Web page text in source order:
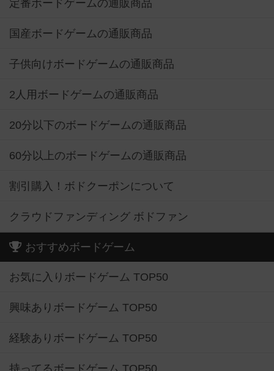
定番ボードゲームの通販商品
国産ボードゲームの通販商品
子供向けボードゲームの通販商品
2人用ボードゲームの通販商品
20分以下のボードゲームの通販商品
60分以上のボードゲームの通販商品
割引購入！ボドクーポンについて
クラウドファンディング ボドファン
おすすめボードゲーム
お気に入りボードゲーム TOP50
興味ありボードゲーム TOP50
経験ありボードゲーム TOP50